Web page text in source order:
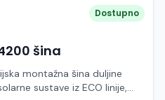
Dostupno
šina
montažna šina duljine
sustave iz ECO linije,